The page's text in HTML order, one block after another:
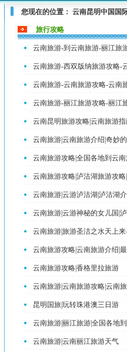
您现在的位置： 云南昆明中国国
旅行攻略
云南旅游-到云南旅游-丽江旅
云南旅游-西双版纳旅游攻略-
云南旅游-云南旅游攻略-云南
云南旅游-丽江旅游攻略-丽江
云南昆明旅游攻略|云南旅游
云南旅游|云南旅游介绍|奇妙
云南旅游攻略|全国各地到云
云南旅游攻略|泸沽湖旅游攻
云南旅游|云游泸沽湖|泸沽湖
云南旅游|云游神秘的女儿国|
云南旅游|旅游圣洁之水天上
云南旅游攻略|云南旅游介绍|
云南旅游攻略|香格里拉旅游
云南旅游|云南旅游攻略|云南
昆明国旅|玩转珠港澳三日游
云南旅游|丽江旅游|全国各地
云南旅游|云南丽江旅游天气